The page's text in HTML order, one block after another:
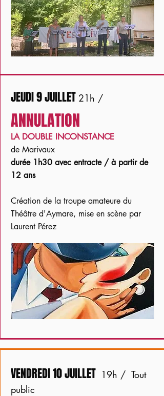
JEUDI 9 JUILLET 21h /
ANNULATION
LA DOUBLE INCONSTANCE
de Marivaux
durée 1h30 avec entracte / à partir de
12 ans
Création de la troupe amateure du
Théâtre d'Aymare, mise en scène par
Laurent Pérez
VENDREDI 10 JUILLET 19h / Tout
public